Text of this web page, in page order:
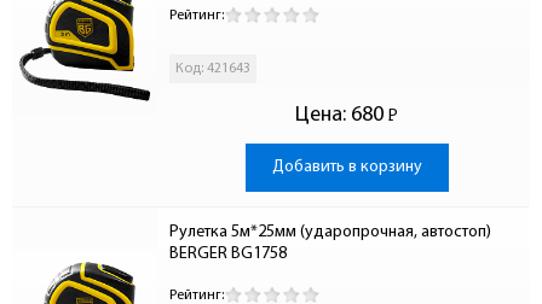
Рейтинг:
Код: 421643
Цена: 680 Р
-
Добавить в корзину
Рулетка 5м*25мм (ударопрочная, автостоп)
BERGER BG1758
Рейтинг: